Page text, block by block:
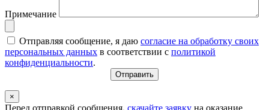
Примечание
Отправляя сообщение, я даю согласие на обработку своих
персональных данных в соответствии с политикой
конфиденциальности.
×
Перед отправкой сообщения, скачайте заявку на оказание